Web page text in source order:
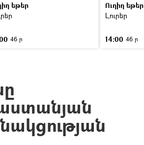
եթեր
46 ր
Ուղիղ եթեր
Լուրեր
14:00 46 ր